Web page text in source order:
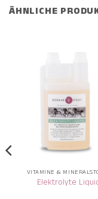
ÄHNLICHE
VITAMINE &
Elektrolyte